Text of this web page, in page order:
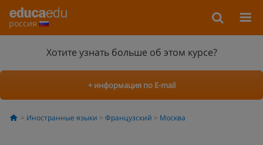
россия
Хотите узнать больше об этом курсе?
+ информация по E-mail
Иностранные языки Французский Москва